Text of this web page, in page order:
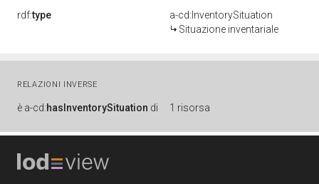
rdf:type
a-cd:InventorySituation
Situazione inventariale
RELAZIONI INVERSE
è a-cd:hasInventorySituation di 1 risorsa